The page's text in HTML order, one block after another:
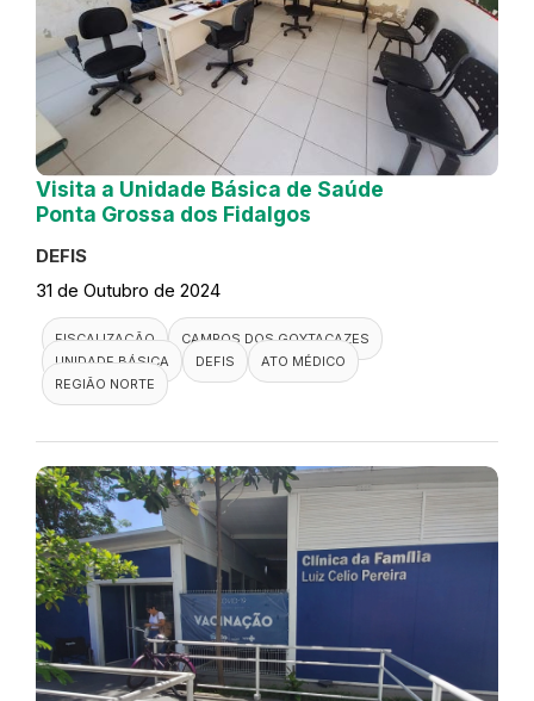
Visita a Unidade Básica de Saúde
Ponta Grossa dos Fidalgos
DEFIS
31 de Outubro de 2024
FISCALIZAÇÃO
CAMPOS DOS GOYTACAZES
UNIDADE BÁSICA
DEFIS
ATO MÉDICO
REGIÃO NORTE